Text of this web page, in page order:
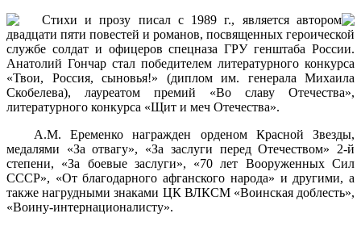
Стихи и прозу писал с 1989 г., является автором
двадцати пяти повестей и романов, посвященных героической
службе солдат и офицеров спецназа ГРУ генштаба России.
Анатолий Гончар стал победителем литературного конкурса
«Твои, Россия, сыновья!» (диплом им. генерала Михаила
Скобелева), лауреатом премий «Во славу Отечества»,
литературного конкурса «Щит и меч Отечества».
А.М. Еременко награжден орденом Красной Звезды,
медалями «За отвагу», «За заслуги перед Отечеством» 2-й
степени, «За боевые заслуги», «70 лет Вооруженных Сил
СССР», «От благодарного афганского народа» и другими, а
также нагрудными знаками ЦК ВЛКСМ «Воинская доблесть»,
«Воину-интернационалисту».